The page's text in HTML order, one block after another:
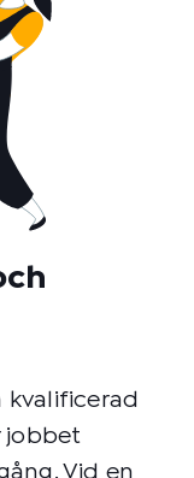
kvalificerad
jobbet
Vid en